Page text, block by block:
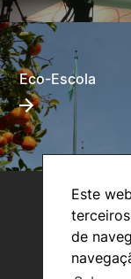
Este
de
Eco-Escola